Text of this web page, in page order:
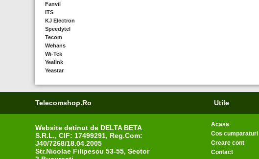
Fanvil
ITS
KJ Electron
Speedytel
Tecom
Wehans
Wi-Tek
Yealink
Yeastar
Telecomshop.ro Utile
Website detinut de DELTA BETA
S.R.L., CIF: 17499291, Reg.Com:
J40/7268/18.04.2005
Str.Nicolae Filipescu 53-55, Sector
Acasa
Cos cumparaturi
Creare cont
Contact